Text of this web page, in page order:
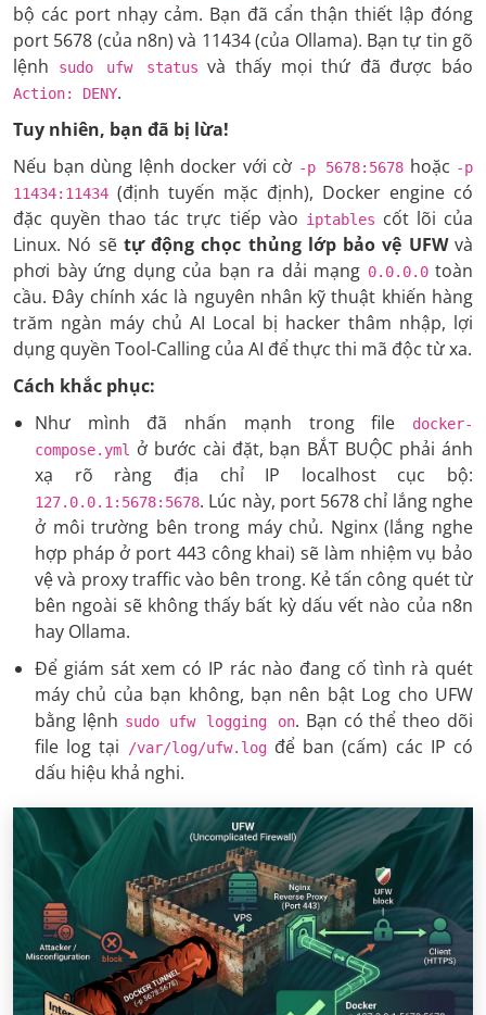
bộ các port nhạy cảm. Bạn đã cẩn thận thiết lập đóng
port 5678 (của n8n) và 11434 (của Ollama). Bạn tự tin gõ
lệnh
sudo ufw status và thấy mọi thứ đã được báo
Action: DENY.
Tuy nhiên, bạn đã bị lừa!
Nếu bạn dùng lệnh docker với cờ -p 5678:5678 hoặc -p
11434:11434 (định tuyến mặc định), Docker engine có
đặc quyền thao tác trực tiếp vào iptables cốt lõi của
Linux. Nó sẽ tự động chọc thủng lớp bảo vệ UFWvà
phơi bày ứng dụng của bạn ra dải mạng 0.0.0.0toàn
cầu. Đây chính xác là nguyên nhân kỹ thuật khiến hàng
trăm ngàn máy chủ AI Local bị hacker thâm nhập, lợi
dụng quyền Tool-Calling của AI để thực thi mã độc từ xa.
Cách khắc phục:
Như mình đã nhấn mạnh trong file
docker-
compose.yml
ở bước cài đặt, bạn BẮT BUỘC phải ánh
xạ rõ ràng địa chỉ IP localhost cục bộ:
127.0.0.1:5678:5678. Lúc này, port 5678 chỉ lắng nghe
ở môi trường bên trong máy chủ. Nginx (lắng nghe
hợp pháp ở port 443 công khai) sẽ làm nhiệm vụ bảo
vệ và proxy traffic vào bên trong. Kẻ tấn công quét từ
bên ngoài sẽ không thấy bất kỳ dấu vết nào của n8n
hay Ollama.
Để giám sát xem có IP rác nào đang cố tình rà quét
máy chủ của bạn không, bạn nên bật Log cho UFW
bằng lệnh sudo ufw logging on. Bạn có thể theo dõi
file log tại
/var/log/ufw.logđể ban (cấm) các IP có
dấu hiệu khả nghi.